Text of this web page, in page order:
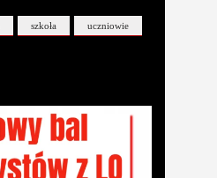
szkoła uczniowie